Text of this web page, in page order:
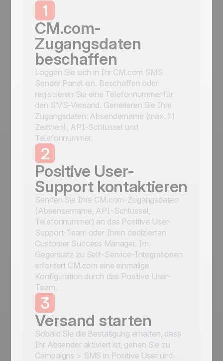
1
CM.com-
Zugangsdaten
beschaffen
Loggen Sie sich in Ihr CM.com SMS
Sender Panel ein. Beschaffen oder
registrieren Sie eine Telefonnummer für
den SMS-Versand. Generieren Sie Ihre
Zugangsdaten: Absendername (max. 11
Zeichen), API-Schlüssel und
Telefonnummer.
2
Positive User-
Support kontaktieren
Senden Sie Ihre CM.com-Zugangsdaten
(Absendername, API-Schlüssel,
Telefonnummer) an das Positive User-
Support-Team oder Ihren dedizierten
Customer Success Manager. Im
Gegensatz zu Self-Service-Integrationen
erfordert CM.com eine einmalige
Konfiguration durch das Positive User-
Team.
3
Versand starten
Sobald Sie die Bestätigung erhalten, dass
Ihr Absender aktiviert ist, gehen Sie zu
Campaigns > SMS in Positive User und